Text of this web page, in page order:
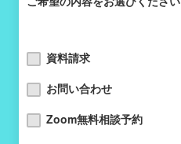
資料請求
お問い合わせ
Zoom無料相談予約